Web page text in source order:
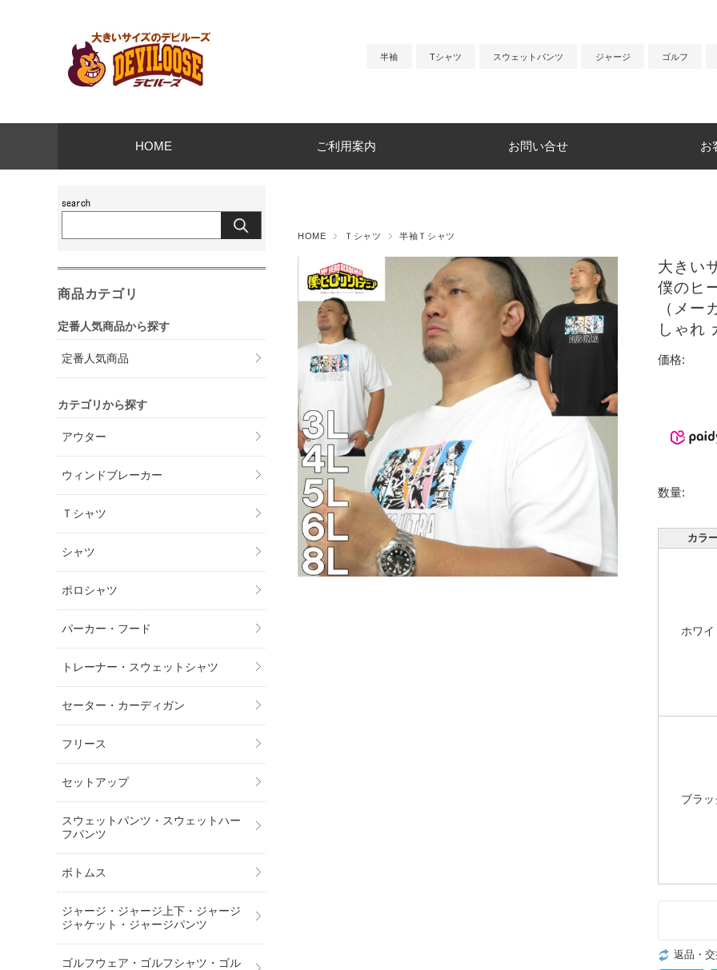
半袖 Tシャツ スウェットパンツ ジャージ ゴルフ
HOME ご利用案内 お問い合せ お
HOME Ｔシャツ 半袖Ｔシャツ
大きい
僕のヒ
（メ
しゃれ
価格:
数量:
カラ
ホワイ
ブラッ
返品・
商品カテゴリ
定番人気商品から探す
定番人気商品
カテゴリから探す
アウター
ウィンドブレーカー
Ｔシャツ
シャツ
ポロシャツ
パーカー・フード
トレーナー・スウェットシャツ
セーター・カーディガン
フリース
セットアップ
スウェットパンツ・スウェットハー
フパンツ
ボトムス
ジャージ・ジャージ上下・ジャージ
ジャケット・ジャージパンツ
ゴルフウェア・ゴルフシャツ・ゴル